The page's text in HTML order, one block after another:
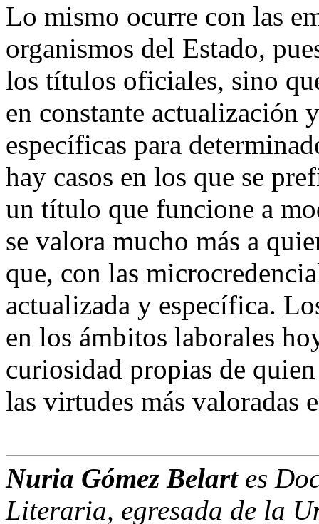
Lo mismo ocurre con las
organismos del Estado,
los títulos oficiales, sino
en constante actualización
específicas para
hay casos en los que se
un título que funcione a
se valora mucho más a
que, con las
actualizada y específica.
en los ámbitos laborales
curiosidad propias de
las virtudes más
Nuria Gómez Belartes
Literaria, egresada de la